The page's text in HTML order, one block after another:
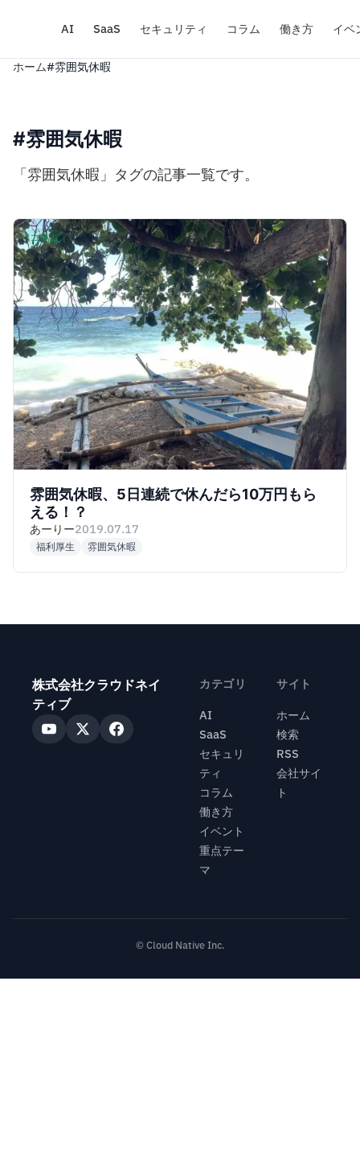
AI SaaS セキュリティ コラム 働き方 イベ
ホーム#雰囲気休暇
#雰囲気休暇
「雰囲気休暇」タグの記事一覧です。
コラム
雰囲気休暇、5日連続で休んだら10万円もら
える！？
あーりー2019.07.17
福利厚生 雰囲気休暇
株式会社クラウドネイ
ティブ
カテゴリ
AI
SaaS
セキュリ
ティ
コラム
働き方
イベント
重点テー
マ
サイト
ホーム
検索
RSS
会社サイ
ト
© Cloud Native Inc.